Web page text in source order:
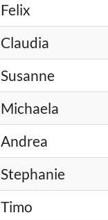
Felix
Claudia
Susanne
Michaela
Andrea
Stephanie
Timo